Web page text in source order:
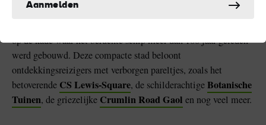
Aanmelden
een adembenemend uitzicht over de stad en Belfast Lough. En
op de kade waar het beruchte schip meer dan 100 jaar geleden
werd gebouwd. Deze compacte stad beloont
ontdekkingsreizigers met verborgen pareltjes, zoals het
betoverende CS Lewis-Square, de schilderachtigeBotanische
Tuinen, de griezelijke Crumlin Road Gaol en nog veel meer.